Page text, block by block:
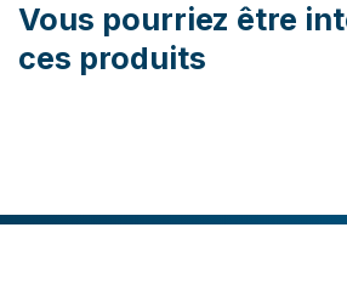
Vous pourriez être
ces produits